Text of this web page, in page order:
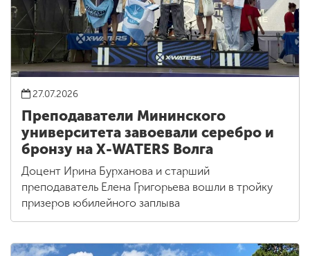
27.07.2026
Преподаватели Мининского
университета завоевали серебро и
бронзу на X-WATERS Волга
Доцент Ирина Бурханова и старший
преподаватель Елена Григорьева вошли в тройку
призеров юбилейного заплыва